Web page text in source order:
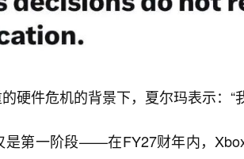
硬件危机的背景下，夏尔玛表示：“
是第一阶段——在FY27财年内，